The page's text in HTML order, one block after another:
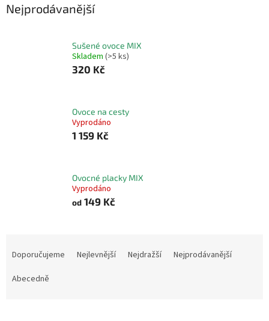
Nejprodávanější
Sušené ovoce MIX
Skladem (>5 ks)
320 Kč
Ovoce na cesty
Vyprodáno
1 159 Kč
Ovocné placky MIX
Vyprodáno
od 149 Kč
Doporučujeme Nejlevnější Nejdražší
Nejprodávanější
Abecedně